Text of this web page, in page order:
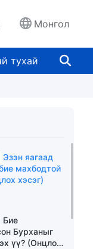
Монгол
тухай
яагаад
махбодтой
хэсэг)
Бие
Бурханыг
үү? (Онцлох